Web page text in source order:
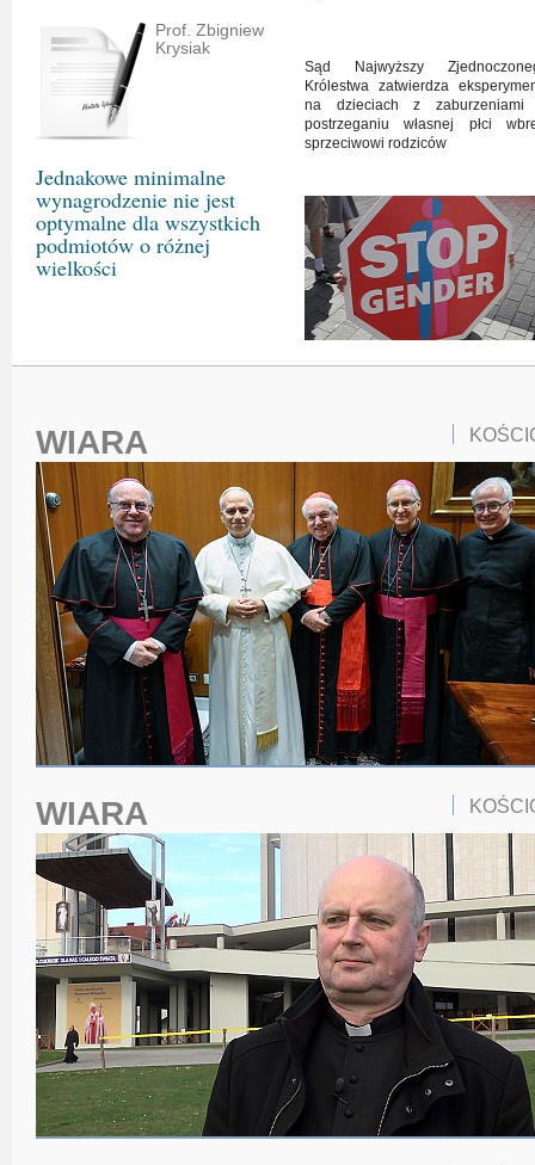
Prof. Zbigniew
Krysiak
Jednakowe minimalne
wynagrodzenie nie jest
optymalne dla wszystkich
podmiotów o różnej
wielkości
Sąd Najwyższy
Królestwa zatwierdza
na dzieciach z zaburzeniami
postrzeganiu własnej płci
sprzeciwowi rodziców
WIARA
WIARA